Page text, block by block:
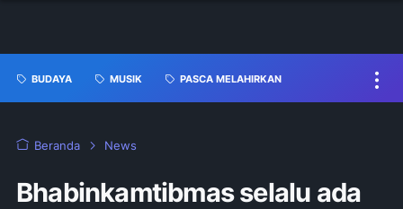
BUDAYA MUSIK PASCA MELAHIRKAN
Beranda News
Bhabinkamtibmas selalu ada